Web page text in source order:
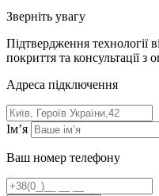
Зверніть увагу
Підтвердження технології
покриття та консультації з
Адресa підключення
Ім’я
Ваш номер телефону